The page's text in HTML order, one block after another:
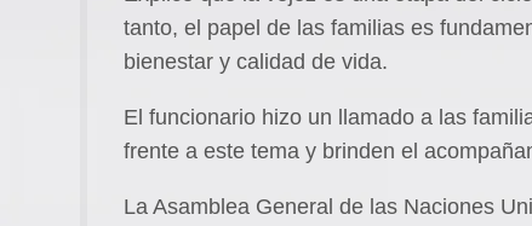
tanto, el papel de las familias es
bienestar y calidad de vida.
El funcionario hizo un llamado a las
frente a este tema y brinden el
La Asamblea General de las Naciones